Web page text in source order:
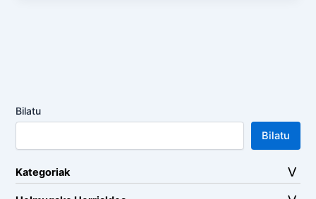
Bilatu
Bilatu
Kategoriak